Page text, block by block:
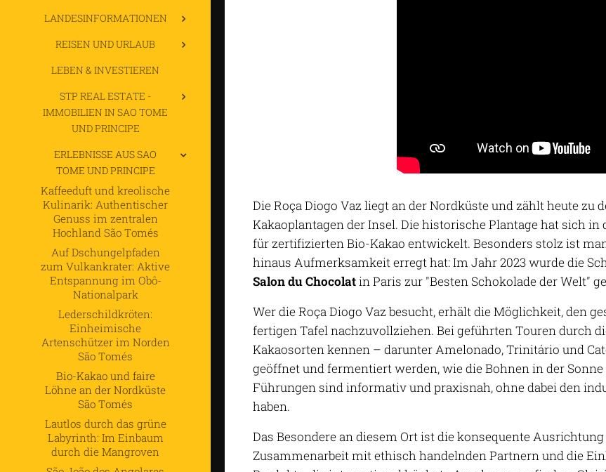
LANDESINFORMATIONEN
REISEN UND URLAUB
LEBEN & INVESTIEREN
STP REAL ESTATE -
IMMOBILIEN IN SAO TOME
UND PRINCIPE
ERLEBNISSE AUS SAO
TOME UND PRINCIPE
Kaffeeduft und kreolische
Kulinarik: Authentischer
Genuss im zentralen
Hochland São Tomés
Auf Dschungelpfaden
zum Vulkankrater: Aktive
Entspannung im Obô-
Nationalpark
Lederschildkröten:
Einheimische
Artenschützer im Norden
São Tomés
Bio-Kakao und faire
Löhne an der Nordküste
São Tomés
Lautlos durch das grüne
Labyrinth: Im Einbaum
durch die Mangroven
Die Roça Diogo Vaz liegt an der Nordküste und zählt heute
Kakaoplantagen der Insel. Die historische Plantage hat sich
für zertifizierten Bio-Kakao entwickelt. Besonders stolz ist
hinaus Aufmerksamkeit erregt hat: Im Jahr 2023 wurde die
Salon du Chocolatin Paris zur "Besten Schokolade der Welt"
Wer die Roça Diogo Vaz besucht, erhält die Möglichkeit, den
fertigen Tafel nachzuvollziehen. Bei geführten Touren durch
Kakaosorten kennen – darunter Amelonado, Trinitário und
geöffnet und fermentiert werden, wie die Bohnen in der
Führungen sind informativ und praxisnah, ohne dabei den
haben.
Das Besondere an diesem Ort ist die konsequente
Zusammenarbeit mit ethisch handelnden Partnern und die